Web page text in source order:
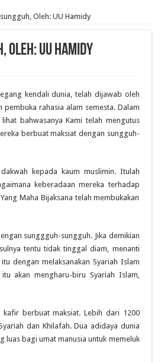
Oleh: UU Hamidy
UU Hamidy
kendali dunia, telah dijawab oleh
rahasia alam semesta. Dalam
bahwasanya Kami telah mengutus
berbuat maksiat dengan sungguh-
kepada kaum muslimin. Itulah
keberadaan mereka terhadap
Maha Bijaksana telah membukakan
sunggguh-sungguh. Jika demikian
tentu tidak tinggal diam, menanti
dengan melaksanakan Syariah Islam
akan mengharu-biru Syariah Islam,
kafir berbuat maksiat. Lebih dari 1200
dan Khilafah. Dua adidaya dunia
luas bagi umat manusia untuk memeluk